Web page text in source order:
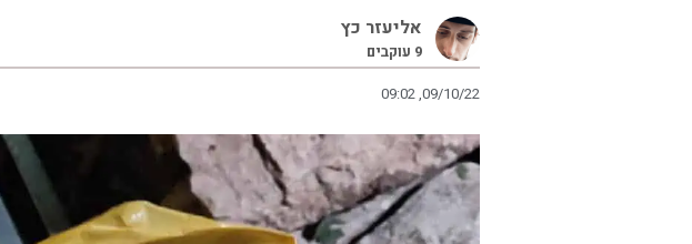
אליעזר כץ
9 עוקבים
09:02 ,09/10/22